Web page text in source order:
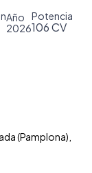
Año
2026
Potencia
106 CV
(Pamplona),